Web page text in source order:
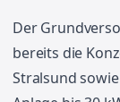
Der
bereits die
Stralsund